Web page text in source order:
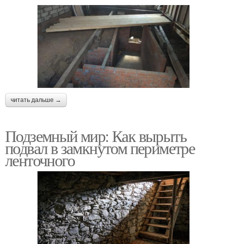
читать дальше →
Подземный мир: Как вырыть
подвал в замкнутом периметре
ленточного